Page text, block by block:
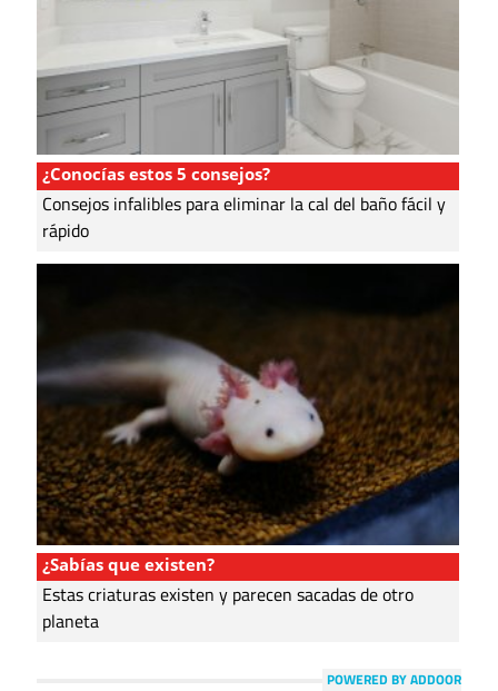
¿Conocías estos 5 consejos?
Consejos infalibles para eliminar la cal del baño fácil y
rápido
¿Sabías que existen?
Estas criaturas existen y parecen sacadas de otro
planeta
POWERED BY ADDOOR